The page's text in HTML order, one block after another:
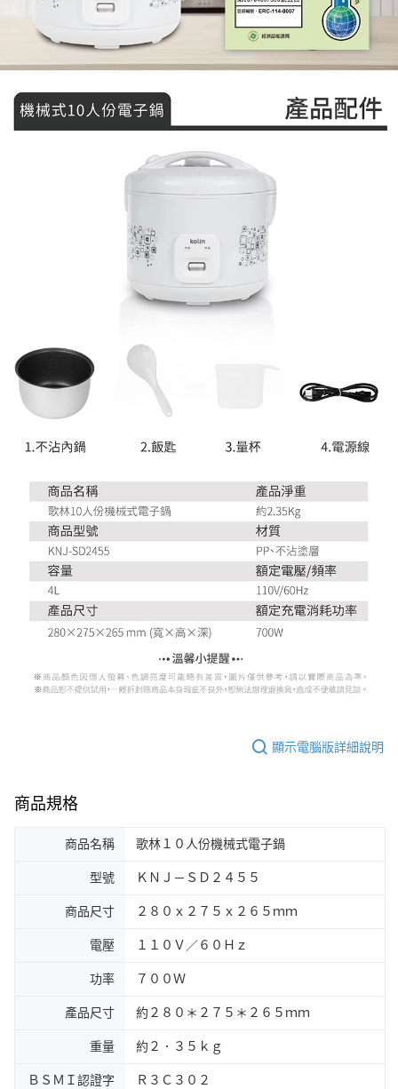
顯示電腦版詳細說明
商品規格
商品名稱 歌林１０人份機械式電子鍋
型號 ＫＮＪ－ＳＤ２４５５
商品尺寸 ２８０ｘ２７５ｘ２６５ｍｍ
電壓 １１０Ｖ／６０Ｈｚ
功率 ７００Ｗ
產品尺寸 約２８０＊２７５＊２６５ｍｍ
重量 約２．３５ｋｇ
ＢＳＭＩ認證字
Ｒ３Ｃ３０２